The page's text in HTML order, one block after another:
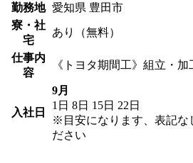
勤務地 愛知県 豊田市
寮・社
宅
あり（無料）
仕事内
容
《トヨタ期間工》組立・加
入社日
9月
1日 8日 15日 22日
※目安になります、表記な
ださい